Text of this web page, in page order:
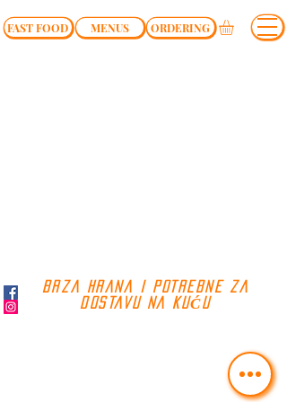
FAST FOOD MENUS ORDERING
BRZA HRANA I POTREBNE ZA
DOSTAVU NA KUĆU